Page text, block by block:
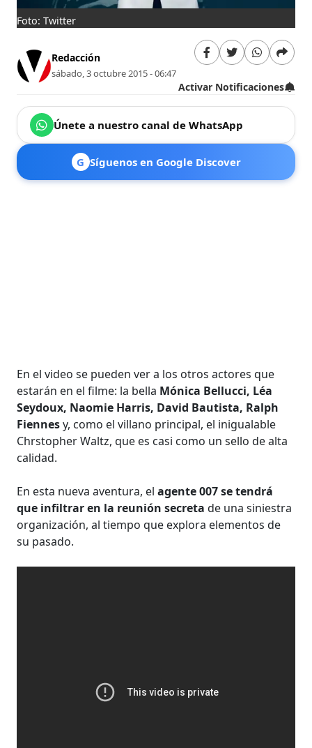
Foto: Twitter
Redacción
sábado, 3 octubre 2015 - 06:47
Activar Notificaciones
Únete a nuestro canal de WhatsApp
G Síguenos en Google Discover
En el video se pueden ver a los otros actores que
estarán en el filme: la bella Mónica Bellucci, Léa
Seydoux, Naomie Harris, David Bautista, Ralph
Fiennesy, como el villano principal, el inigualable
Chrstopher Waltz, que es casi como un sello de alta
calidad.
En esta nueva aventura, elagente 007 se tendrá
que infiltrar en la reunión secreta de una siniestra
organización, al tiempo que explora elementos de
su pasado.